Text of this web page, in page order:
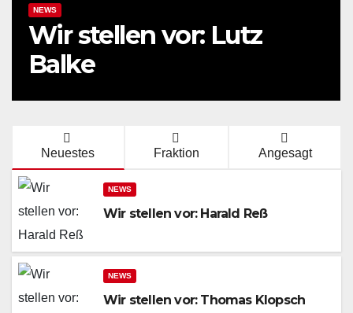
NEWS
Wir stellen vor: Lutz
Balke
Neuestes Fraktion Angesagt
NEWS
Wir stellen vor: Harald Reß
NEWS
Wir stellen vor: Thomas Klopsch